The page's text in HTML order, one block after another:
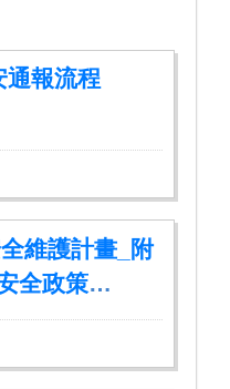
通報流程
維護計畫_附
全政策